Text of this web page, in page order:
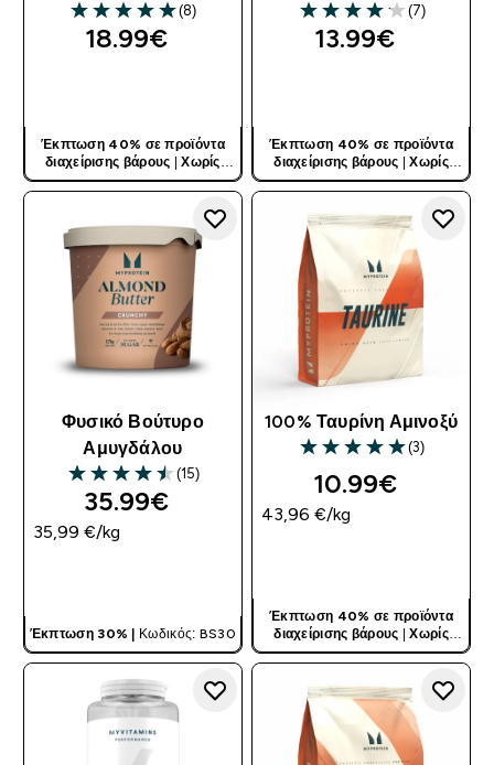
5 out of 5 stars
(8)
18.99€‎
Έκπτωση 40% σε προϊόντα
διαχείρισης βάρους |Χωρίς
Κωδικό
4.14 out of 5 stars
(7)
13.99€‎
Έκπτωση 40% σε προϊόντα
διαχείρισης βάρους |Χωρίς
Κωδικό
Φυσικό Βούτυρο
Αμυγδάλου
4.53 out of 5 stars
(15)
35.99€‎
35,99 €‎/kg
Έκπτωση 30% | Κωδικός: BS30
100% Ταυρίνη Αμινοξύ
5 out of 5 stars
(3)
10.99€‎
43,96 €‎/kg
Έκπτωση 40% σε προϊόντα
διαχείρισης βάρους |Χωρίς
Κωδικό